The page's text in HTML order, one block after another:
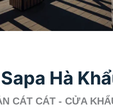
Hà
CÁT CÁT - CỬA